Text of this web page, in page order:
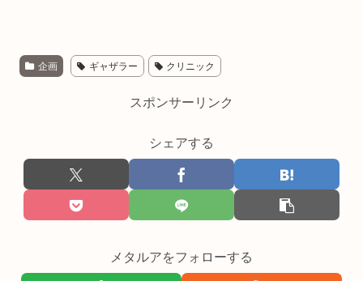
企画 ギャザラー クリニック
スポンサーリンク
シェアする
メタルアをフォローする